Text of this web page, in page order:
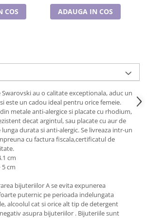
Maria
COS ADAUGA IN COS
au o calitate exceptionala, aduc un
este un cadou ideal pentru orice femeie.
metale anti-alergice si placate cu rhodium,
decat argintul, sau placate cu aur de
durata si anti-alergic. Se livreaza intr-un
cu factura fiscala,certificatul de
cm
5 cm
bijuteriilor A se evita expunerea
puternic pe perioada indelungata
alcoolul cat si orice alt tip de detergent
asupra bijuteriilor . Bijuteriile sunt